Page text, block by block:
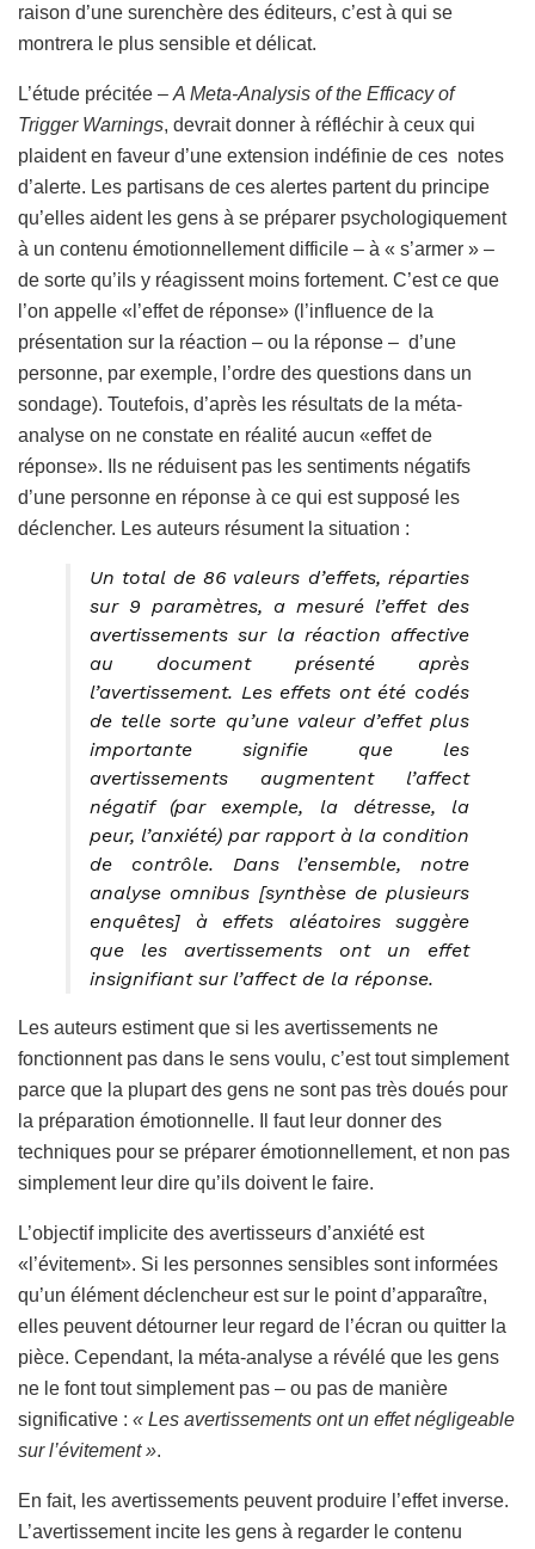
raison d’une surenchère des éditeurs, c’est à qui se
montrera le plus sensible et délicat.
L’étude précitée – A Meta-Analysis of the Efficacy of
Trigger Warnings, devrait donner à réfléchir à ceux qui
plaident en faveur d’une extension indéfinie de ces notes
d’alerte. Les partisans de ces alertes partent du principe
qu’elles aident les gens à se préparer psychologiquement
à un contenu émotionnellement difficile – à « s’armer » –
de sorte qu’ils y réagissent moins fortement. C’est ce que
l’on appelle «l’effet de réponse» (l’influence de la
présentation sur la réaction – ou la réponse – d’une
personne, par exemple, l’ordre des questions dans un
sondage). Toutefois, d’après les résultats de la méta-
analyse on ne constate en réalité aucun «effet de
réponse». Ils ne réduisent pas les sentiments négatifs
d’une personne en réponse à ce qui est supposé les
déclencher. Les auteurs résument la situation :
Un total de 86 valeurs d’effets, réparties
sur 9 paramètres, a mesuré l’effet des
avertissements sur la réaction affective
au document présenté après
l’avertissement. Les effets ont été codés
de telle sorte qu’une valeur d’effet plus
importante signifie que les
avertissements augmentent l’affect
négatif (par exemple, la détresse, la
peur, l’anxiété) par rapport à la condition
de contrôle. Dans l’ensemble, notre
analyse omnibus [synthèse de plusieurs
enquêtes] à effets aléatoires suggère
que les avertissements ont un effet
insignifiant sur l’affect de la réponse.
Les auteurs estiment que si les avertissements ne
fonctionnent pas dans le sens voulu, c’est tout simplement
parce que la plupart des gens ne sont pas très doués pour
la préparation émotionnelle. Il faut leur donner des
techniques pour se préparer émotionnellement, et non pas
simplement leur dire qu’ils doivent le faire.
L’objectif implicite des avertisseurs d’anxiété est
«l’évitement». Si les personnes sensibles sont informées
qu’un élément déclencheur est sur le point d’apparaître,
elles peuvent détourner leur regard de l’écran ou quitter la
pièce. Cependant, la méta-analyse a révélé que les gens
ne le font tout simplement pas – ou pas de manière
significative : « Les avertissements ont un effet négligeable
sur l’évitement ».
En fait, les avertissements peuvent produire l’effet inverse.
L’avertissement incite les gens à regarder le contenu